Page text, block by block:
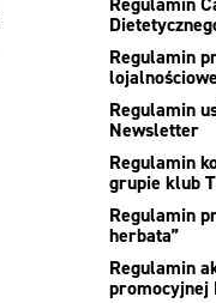
Regulamin
Regulamin
Newsletter
Regulamin
grupie klub
Regulamin
herbata”
Regulamin
promocyjnej